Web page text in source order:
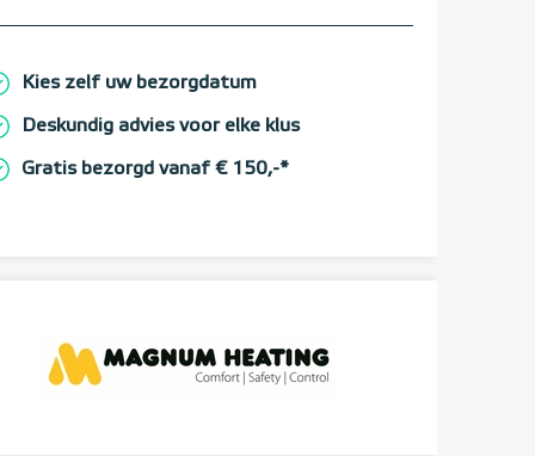
Kies zelf uw bezorgdatum
Deskundig advies voor elke klus
Gratis bezorgd vanaf € 150,-*